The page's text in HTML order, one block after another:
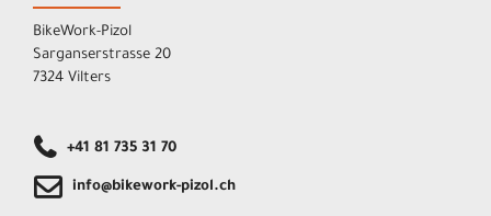
BikeWork-Pizol
Sarganserstrasse 20
7324 Vilters
+41 81 735 31 70
info@bikework-pizol.ch